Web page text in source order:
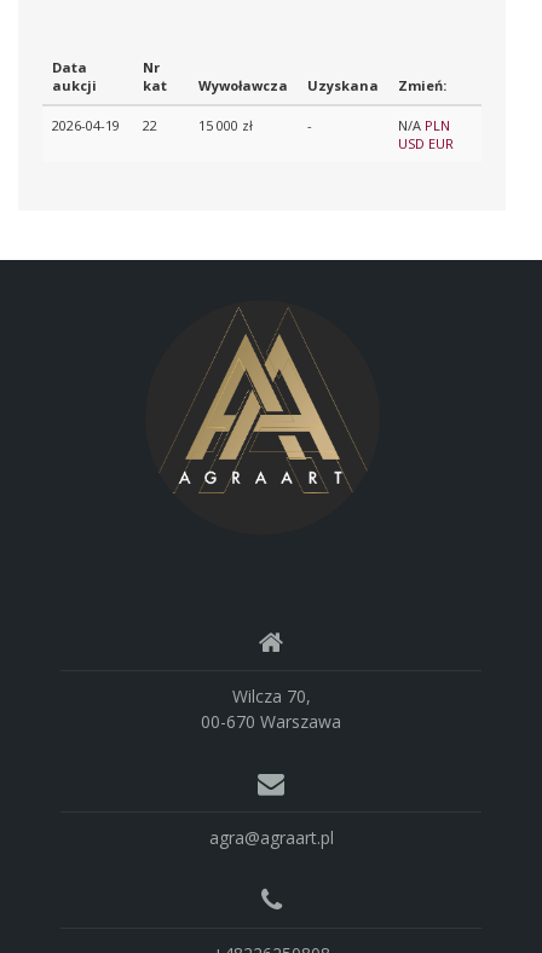
Data
aukcji
Nr
kat
Wywoławcza Uzyskana Zmień:
2026-04-19 22 15 000 zł - N/A PLN
USD EUR
Wilcza 70,
00-670 Warszawa
agra@agraart.pl